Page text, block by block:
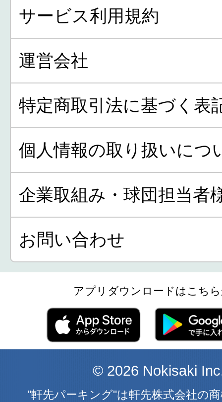
サービス利用規約
運営会社
特定商取引法に基づく表
個人情報の取り扱いにつ
企業取組み・球団担当者
お問い合わせ
アプリダウンロードはこち
© 2026 Nokisaki
"軒先パーキング"は軒先株式会社の